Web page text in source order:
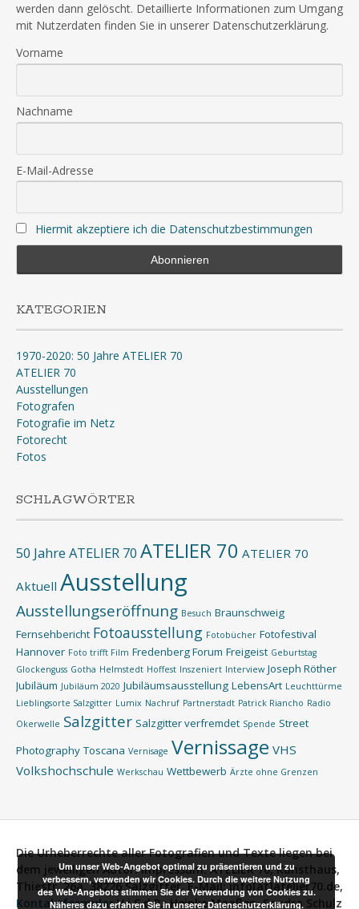
werden dann gelöscht. Detaillierte Informationen zum Umgang
mit Nutzerdaten finden Sie in unserer Datenschutzerklärung.
Vorname
Nachname
E-Mail-Adresse
Hiermit akzeptiere ich die Datenschutzbestimmungen
KATEGORIEN
1970-2020: 50 Jahre ATELIER 70
ATELIER 70
Ausstellungen
Fotografen
Fotografie im Netz
Fotorecht
Fotos
SCHLAGWÖRTER
50 Jahre ATELIER 70 ATELIER 70 ATELIER 70
Aktuell Ausstellung
Ausstellungseröffnung Besuch Braunschweig
Fernsehbericht Fotoausstellung Fotobücher Fotofestival
Hannover Foto trifft Film Fredenberg Forum Freigeist Geburtstag
Glockenguss Gotha Helmstedt Hoffest Inszeniert Interview Joseph Röther
Jubiläum Jubiläum 2020 Jubiläumsausstellung LebensArt Leuchttürme
Lieblingsorte Salzgitter Lumix Nachruf Partnerstadt Patrick Riancho Radio
Okerwelle Salzgitter Salzgitter verfremdet Spende Street
Photography Toscana Vernisage Vernissage VHS
Volkshochschule Werkschau Wettbewerb Ärzte ohne Grenzen
Die Urheberrechte aller Fotografien und Texte liegen bei
dem jeweiligen Autor.Impressum: ATELIER 70, Kunsthaus,
Thiestr. 26a, 38226 Salzgitter, E-Mail: info[at]atelier70.de,
Kontaktformular V.i.S.d.P.:Heinke Maaßen, Sandra Schulz
Um unser Web-Angebot optimal zu präsentieren und zu
verbessern, verwenden wir Cookies. Durch die weitere Nutzung
des Web-Angebots stimmen Sie der Verwendung von Cookies zu.
Näheres dazu erfahren Sie in unserer Datenschutzerklärung.